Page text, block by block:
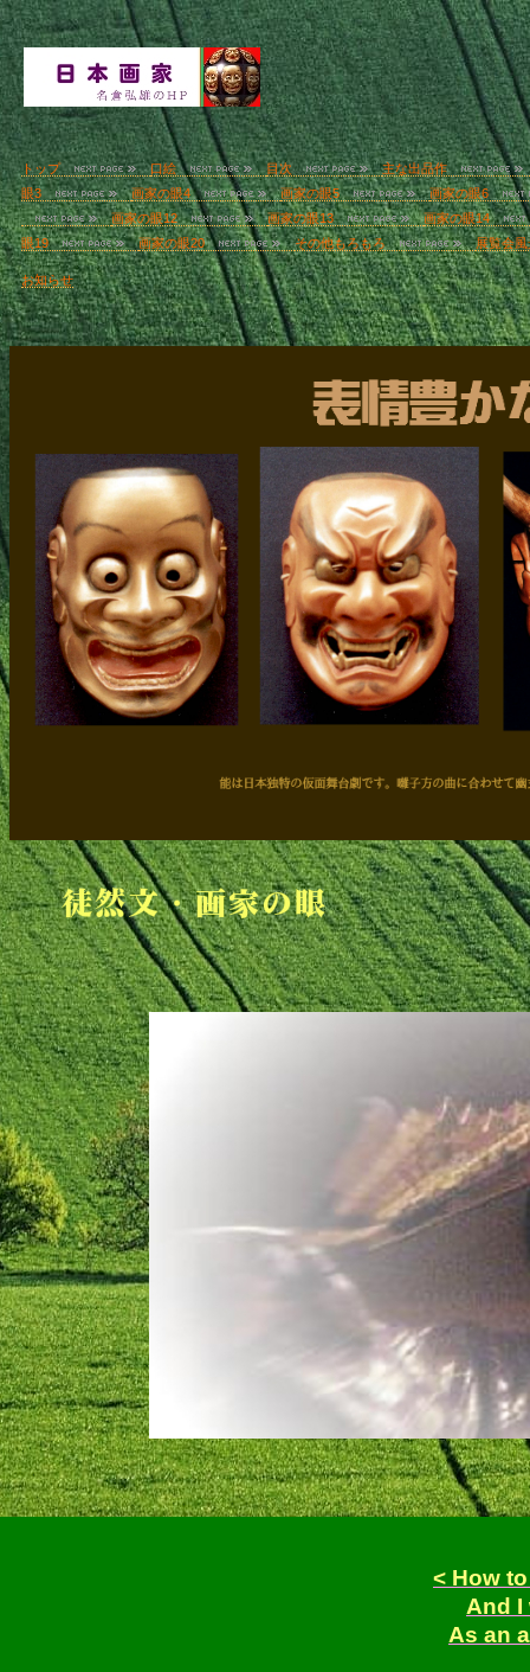
トップ 口絵 目次
主な出品作
眼3
画家の眼4 画家の眼5
画家の眼6
画家の眼12
画家の眼13
画家の眼14
眼19
画家の眼20 その他もろもろ 展覧会風
お知らせ
< How
And I
As an